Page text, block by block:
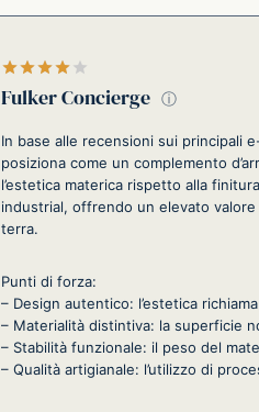
Fulker Concierge ⓘ
In base alle recensioni sui principali
posiziona come un complemento
l’estetica materica rispetto alla
industrial, offrendo un elevato
terra.
Punti di forza:
– Design autentico: l’estetica
– Materialità distintiva: la superficie
– Stabilità funzionale: il peso del
– Qualità artigianale: l’utilizzo di